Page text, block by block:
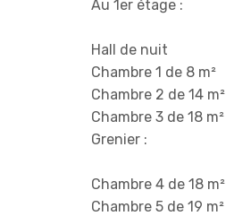
Au 1er étage :
Hall de nuit
Chambre 1 de 8 m²
Chambre 2 de 14 m²
Chambre 3 de 18 m²
Grenier :
Chambre 4 de 18 m²
Chambre 5 de 19 m²